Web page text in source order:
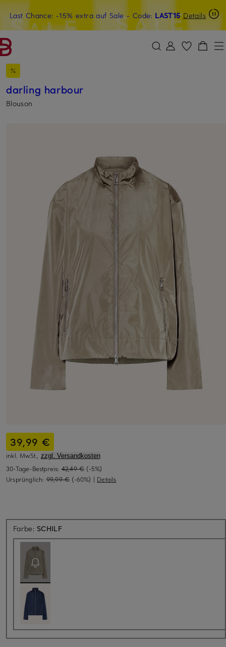
ZUM HAUPTINHALT ÜBERSPRINGEN ZUM SUCHFELD ÜBERSPRINGEN
Last Chance: -15% extra auf Sale- Code: LAST15 Details
20€-Willkommensgutschein mit Beyond sichern
darling harbour
Blouson
39,99 €
inkl. MwSt., zzgl. Versandkosten
30-Tage-Bestpreis: 42,49 € (-5%)
Ursprünglich: 99,99 € (-60%) | Details
Farbe: SCHILFAktuell nicht verfügbar